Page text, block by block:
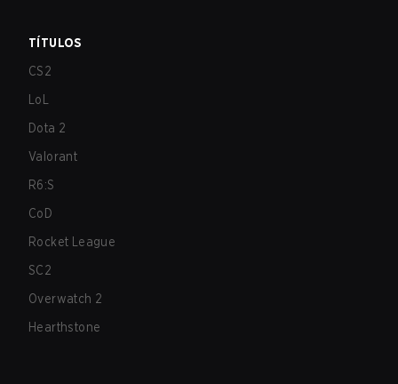
TÍTULOS
CS2
LoL
Dota 2
Valorant
R6:S
CoD
Rocket League
SC2
Overwatch 2
Hearthstone